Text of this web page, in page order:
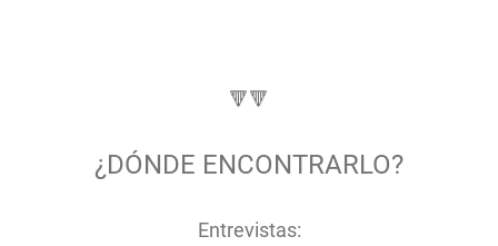
🔻🔻
¿DÓNDE ENCONTRARLO?
Entrevistas: